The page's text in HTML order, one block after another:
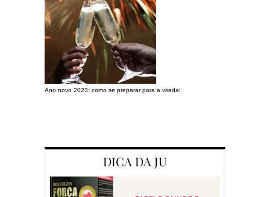
Ano novo 2023: como se preparar para a virada!
DICA DA JU